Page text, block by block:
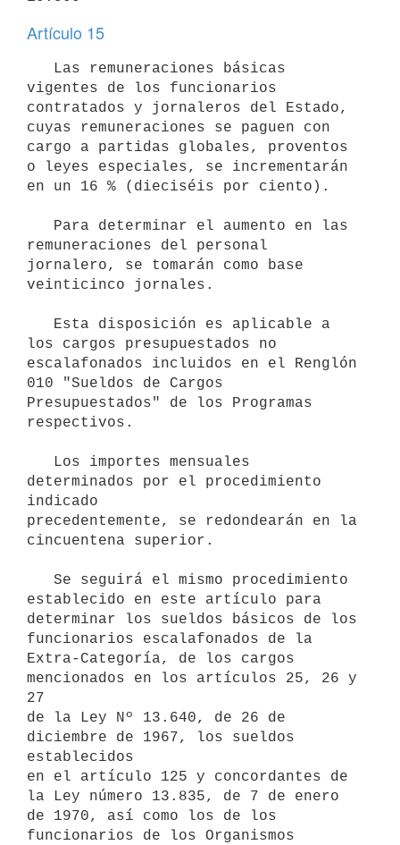
Artículo 15
vigentes de los funcionarios
contratados y jornaleros del Estado,
cuyas remuneraciones se paguen con
cargo a partidas globales, proventos
o leyes especiales, se incrementarán
en un 16 % (dieciséis por ciento).
remuneraciones del personal
jornalero, se tomarán como base
veinticinco jornales.
los cargos presupuestados no
escalafonados incluidos en el Renglón
010 "Sueldos de Cargos
Presupuestados" de los Programas
respectivos.
determinados por el procedimiento
indicado
precedentemente, se redondearán en la
cincuentena superior.
establecido en este artículo para
determinar los sueldos básicos de los
funcionarios escalafonados de la
Extra-Categoría, de los cargos
mencionados en los artículos 25, 26 y
27
de la Ley Nº 13.640, de 26 de
diciembre de 1967, los sueldos
establecidos
en el artículo 125 y concordantes de
la Ley número 13.835, de 7 de enero
de 1970, así como los de los
funcionarios de los Organismos